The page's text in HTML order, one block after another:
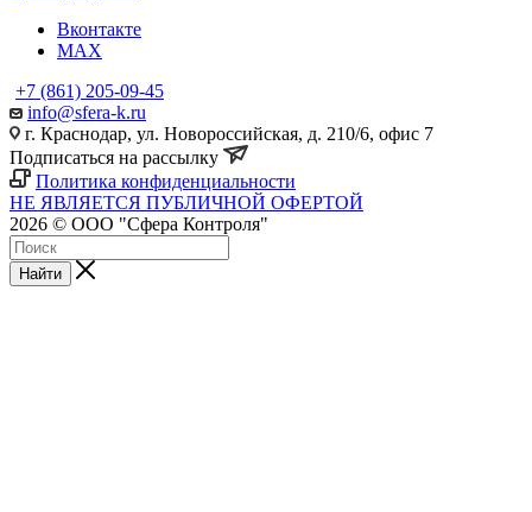
Вконтакте
MAX
+7 (861) 205-09-45
info@sfera-k.ru
г. Краснодар, ул. Новороссийская, д. 210/6, офис 7
Подписаться на рассылку
Политика конфиденциальности
НЕ ЯВЛЯЕТСЯ ПУБЛИЧНОЙ ОФЕРТОЙ
2026 © ООО "Сфера Контроля"
Найти